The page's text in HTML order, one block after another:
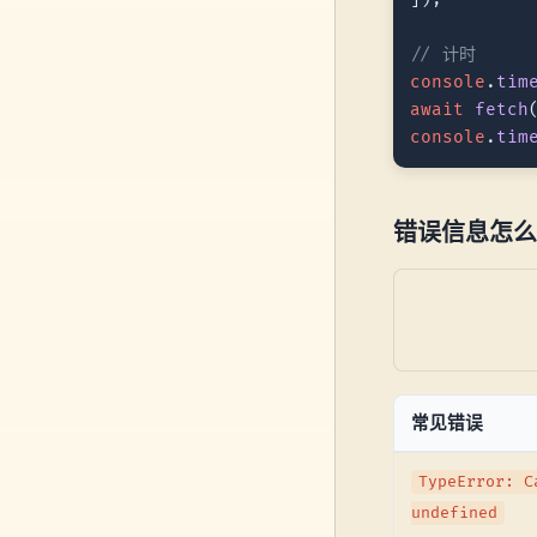
// 计时
console .
await
fetch
console .
错误信息怎
常见错误
TypeError:
undefined